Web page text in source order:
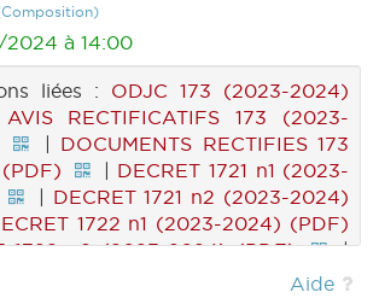
à 14:00
liées : ODJC 173 (2023-2024)
AVIS RECTIFICATIFS 173 (2023-
| DOCUMENTS RECTIFIES 173
| DECRET 1721 n1 (2023-
| DECRET 1721 n2 (2023-2024)
1722 n1 (2023-2024) (PDF)
1722 n2 (2023-2024) (PDF)
|
CRIC 145
Aide